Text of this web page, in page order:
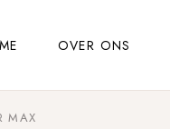
OVER ONS
MAX